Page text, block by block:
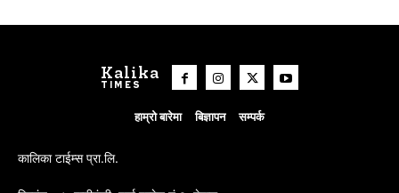
Kalika
TIMES
हाम्रो बारेमा बिज्ञापन सम्पर्क
कालिका टाईम्स प्रा.लि.